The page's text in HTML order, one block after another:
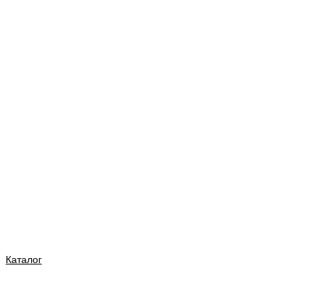
Каталог